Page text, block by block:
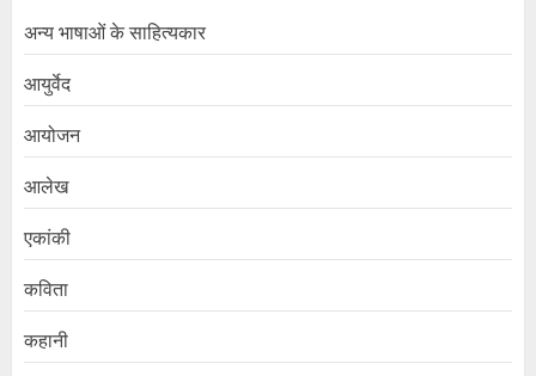
अन्य भाषाओं के साहित्यकार
आयुर्वेद
आयोजन
आलेख
एकांकी
कविता
कहानी